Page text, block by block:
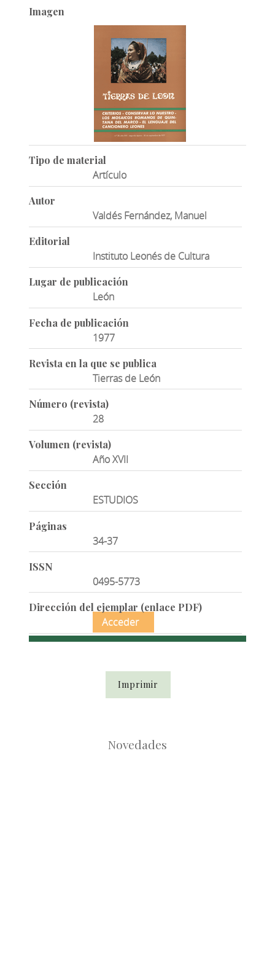
Imagen
Tipo de material
Artículo
Autor
Valdés Fernández, Manuel
Editorial
Instituto Leonés de Cultura
Lugar de publicación
León
Fecha de publicación
1977
Revista en la que se publica
Tierras de León
Número (revista)
28
Volumen (revista)
Año XVII
Sección
ESTUDIOS
Páginas
34-37
ISSN
0495-5773
Dirección del ejemplar (enlace PDF)
Acceder
Imprimir
Novedades